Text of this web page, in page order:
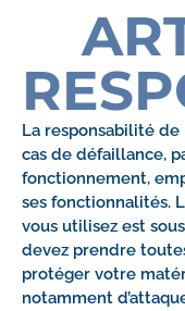
La responsabilité
cas de défaillance,
fonctionnement,
ses fonctionnalités.
vous utilisez est
devez prendre
protéger votre
notamment